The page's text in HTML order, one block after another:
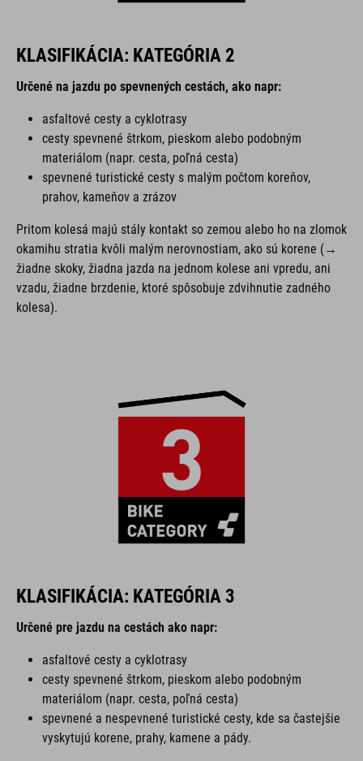
KLASIFIKÁCIA: KATEGÓRIA 2
Určené na jazdu po spevnených cestách, ako napr:
asfaltové cesty a cyklotrasy
cesty spevnené štrkom, pieskom alebo podobným
materiálom (napr. cesta, poľná cesta)
spevnené turistické cesty s malým počtom koreňov,
prahov, kameňov a zrázov
Pritom kolesá majú stály kontakt so zemou alebo ho na zlomok
okamihu stratia kvôli malým nerovnostiam, ako sú korene (→
žiadne skoky, žiadna jazda na jednom kolese ani vpredu, ani
vzadu, žiadne brzdenie, ktoré spôsobuje zdvihnutie zadného
kolesa).
KLASIFIKÁCIA: KATEGÓRIA 3
Určené pre jazdu na cestách ako napr:
asfaltové cesty a cyklotrasy
cesty spevnené štrkom, pieskom alebo podobným
materiálom (napr. cesta, poľná cesta)
spevnené a nespevnené turistické cesty, kde sa častejšie
vyskytujú korene, prahy, kamene a pády.